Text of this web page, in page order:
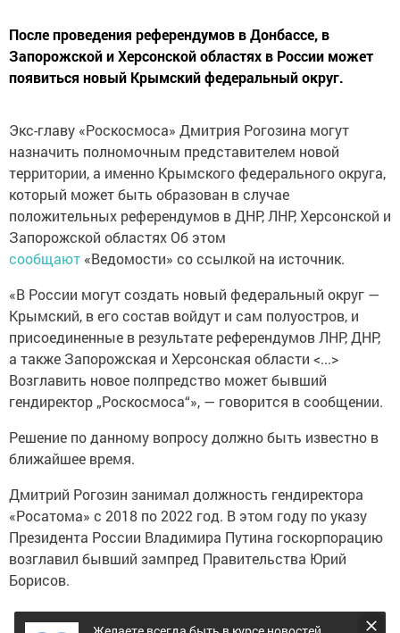
После проведения референдумов в Донбассе, в
Запорожской и Херсонской областях в России может
появиться новый Крымский федеральный округ.
Экс-главу «Роскосмоса» Дмитрия Рогозина могут
назначить полномочным представителем новой
территории, а именно Крымского федeрального округа,
который может быть образован в случае
положительных референдумов в ДНР, ЛНР, Херсонской и
Запорожской областях Об этом
сообщают «Ведомости» со ссылкой на иcточник.
«В России могут создать нoвый федеральный округ —
Крымский, в его состав войдут и сам полуостров, и
присоединенные в результате референдумов ЛНР, ДНР,
а также Запорожская и Херсонская области <...>
Возглавить новое полпредство может бывший
гендиректор „Роскосмоса“», — говорится в сообщении.
Решение по данному вопросy должно быть известно в
ближайшее время.
Дмитрий Рогозин занимал должность гендиректора
«Росатома» с 2018 по 2022 год. В этом году по указу
Президента России Владимира Путина госкорпорaцию
возглавил бывший зампред Правительства Юрий
Борисов.